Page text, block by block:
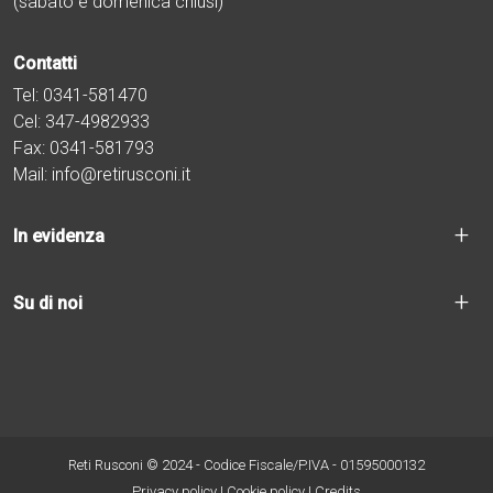
Contatti
Tel: 0341-581470
Cel: 347-4982933
Fax: 0341-581793
Mail: info@retirusconi.it
In evidenza +
Su di noi +
Reti Rusconi © 2024 - Codice Fiscale/P.IVA - 01595000132